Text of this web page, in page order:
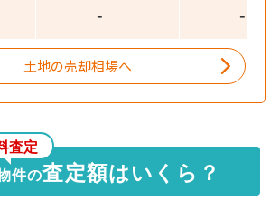
- -
土地の売却相場へ
査定
件の査定額はいくら？